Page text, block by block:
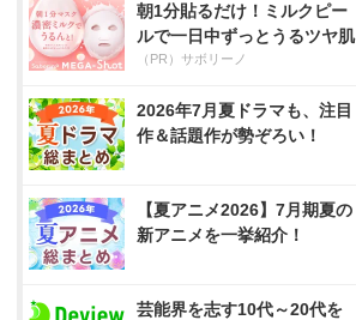
朝1分貼るだけ！ミルクピー
ルで一日中ずっとうるツヤ肌
（PR）サボリーノ
2026年7月夏ドラマも、注目
作＆話題作が勢ぞろい！
【夏アニメ2026】7月期夏の
新アニメを一挙紹介！
芸能界を志す10代～20代を